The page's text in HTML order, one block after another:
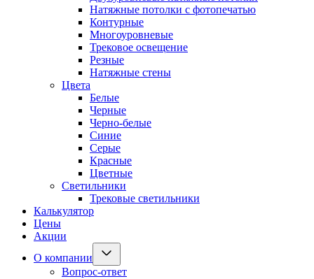
Натяжные потолки с фотопечатью
Контурные
Многоуровневые
Трековое освещение
Резные
Натяжные стены
Цвета
Белые
Черные
Черно-белые
Синие
Серые
Красные
Цветные
Светильники
Трековые светильники
Калькулятор
Цены
Акции
О компании
Вопрос-ответ